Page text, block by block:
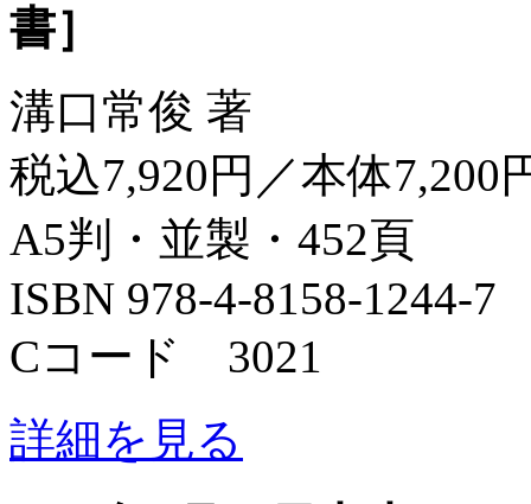
書］
溝口常俊 著
税込7,920円／本体7,200
A5判・並製・452頁
ISBN 978-4-8158-1244-7
Cコード 3021
詳細を見る